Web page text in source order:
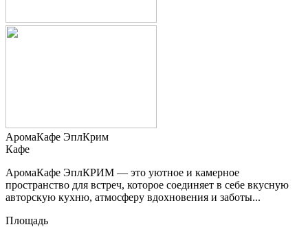
АромаКафе ЭплКрим
Кафе
АромаКафе ЭплКРИМ — это уютное и камерное
пространство для встреч, которое соединяет в себе вкусную
авторскую кухню, атмосферу вдохновения и заботы...
Площадь